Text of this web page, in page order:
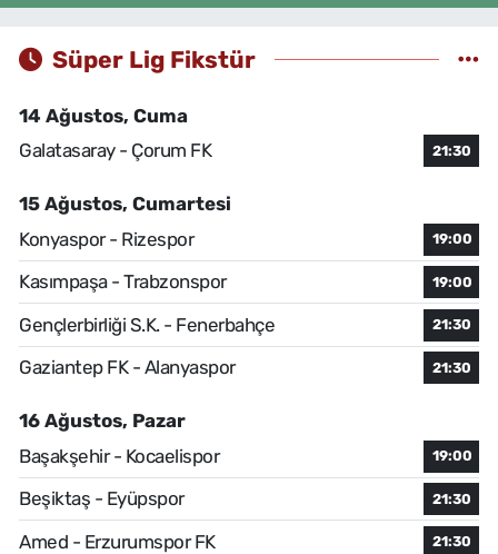
Süper Lig Fikstür
14 Ağustos, Cuma
Galatasaray - Çorum FK
21:30
15 Ağustos, Cumartesi
Konyaspor - Rizespor
19:00
Kasımpaşa - Trabzonspor 19:00
Gençlerbirliği S.K. - Fenerbahçe 21:30
Gaziantep FK - Alanyaspor 21:30
16 Ağustos, Pazar
Başakşehir - Kocaelispor
19:00
Beşiktaş - Eyüpspor 21:30
Amed - Erzurumspor FK 21:30